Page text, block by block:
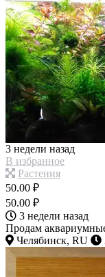
3 недели назад
В избранное
Растения
50.00 ₽
50.00 ₽
3 недели назад
Продам
Челябинск, RU